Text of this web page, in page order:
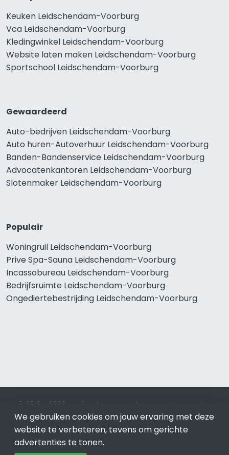
Keuken Leidschendam-Voorburg
Vca Leidschendam-Voorburg
Kledingwinkel Leidschendam-Voorburg
Website laten maken Leidschendam-Voorburg
Sportschool Leidschendam-Voorburg
Gewaardeerd
Auto-bedrijven Leidschendam-Voorburg
Auto huren-Autoverhuur Leidschendam-Voorburg
Banden-Bandenservice Leidschendam-Voorburg
Advocatenkantoren Leidschendam-Voorburg
Slotenmaker Leidschendam-Voorburg
Populair
Woningruil Leidschendam-Voorburg
Prive Spa-Sauna Leidschendam-Voorburg
Incassobureau Leidschendam-Voorburg
Bedrijfsruimte Leidschendam-Voorburg
Ongediertebestrijding Leidschendam-Voorburg
© 2019 - 2026 Realisatie en SEO door SEO-bureau
Lion
Internet. Betaal alleen voor bewezen resultaten?SEO
optimalisatie No Cure No Pay.Leidschendam-Voorburg
onderdeel van Lion Internet.
We gebruiken cookies om jouw ervaring met deze
website te verbeteren, tevens om gerichte
advertenties te tonen.